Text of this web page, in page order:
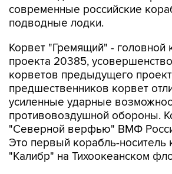
современные российские
подводные лодки.
Корвет "Гремящий" - головной
проекта 20385,
корветов предыдущего
предшественников корвет
усиленные ударные
противовоздушной обороны.
"Северной верфью" ВМФ
Это первый корабль-носитель
"Калибр" на Тихоокеанском